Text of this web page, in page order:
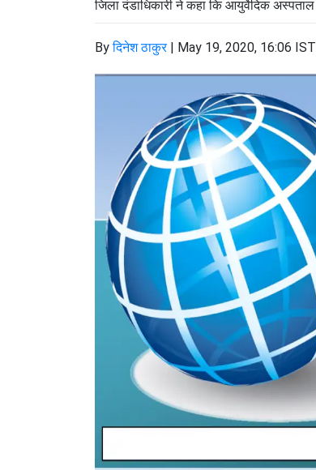
जिला दंडाधिकारी ने कहा कि आयुर्वेदिक अस्पताल
Byदिनेश ठाकुर| May 19, 2020, 16:06 IST